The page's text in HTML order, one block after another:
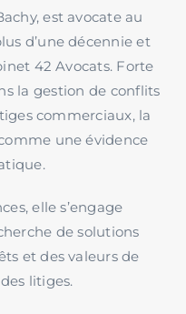
est avocate au
d’une décennie et
42 Avocats. Forte
la gestion de conflits
commerciaux, la
une évidence
elle s’engage
de solutions
et des valeurs de
litiges.